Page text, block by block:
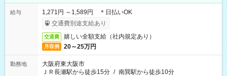
給与
1,271円 ～1,589円 ＊日払いOK
交通費別途支給あり
交通費 嬉しい全額支給（社内規定あり）
月収例 20～25万円
勤務地
大阪府東大阪市
ＪＲ長瀬駅から徒歩15分 / 南巽駅から徒歩10分